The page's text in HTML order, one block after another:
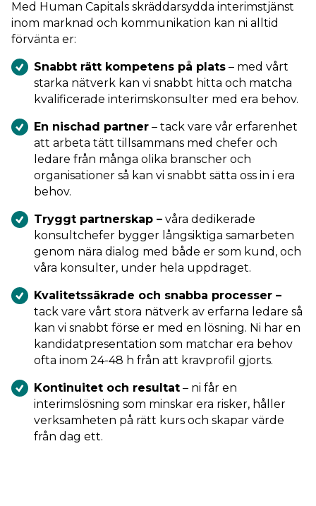
Med Human Capitals skräddarsydda interimstjänst
inom marknad och kommunikation kan ni alltid
förvänta er:
Snabbt rätt kompetens på plats – med vårt
starka nätverk kan vi snabbt hitta och matcha
kvalificerade interimskonsulter med era behov.
En nischad partner – tack vare vår erfarenhet
att arbeta tätt tillsammans med chefer och
ledare från många olika branscher och
organisationer så kan vi snabbt sätta oss in i era
behov.
Tryggt partnerskap – våra dedikerade
konsultchefer bygger långsiktiga samarbeten
genom nära dialog med både er som kund, och
våra konsulter, under hela uppdraget.
Kvalitetssäkrade och snabba processer –
tack vare vårt stora nätverk av erfarna ledare så
kan vi snabbt förse er med en lösning. Ni har en
kandidatpresentation som matchar era behov
ofta inom 24-48 h från att kravprofil gjorts.
Kontinuitet och resultat – ni får en
interimslösning som minskar era risker, håller
verksamheten på rätt kurs och skapar värde
från dag ett.